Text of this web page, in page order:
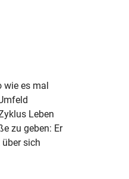
es mal
Leben
zu geben: Er
sich